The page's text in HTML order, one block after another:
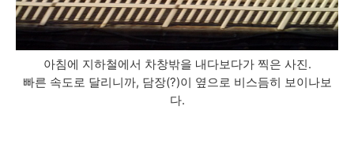
아침에 지하철에서 차창밖을 내다보다가 찍은 사진.
빠른 속도로 달리니까, 담장(?)이 옆으로 비스듬히 보이나보
다.